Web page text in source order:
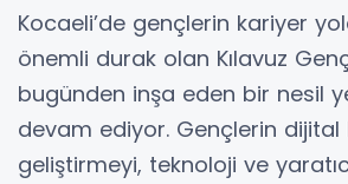
Kocaeli’de gençlerin kariyer
önemli durak olan Kılavuz
bugünden inşa eden bir nesil
devam ediyor. Gençlerin dijital
geliştirmeyi, teknoloji ve